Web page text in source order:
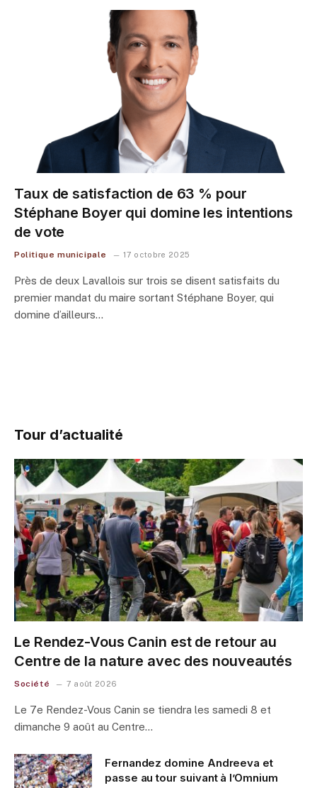
Taux de satisfaction de 63 % pour
Stéphane Boyer qui domine les intentions
de vote
Politique municipale 17 octobre 2025
Près de deux Lavallois sur trois se disent satisfaits du
premier mandat du maire sortant Stéphane Boyer, qui
domine d’ailleurs…
Tour d’actualité
Le Rendez-Vous Canin est de retour au
Centre de la nature avec des nouveautés
Société 7 août 2026
Le 7e Rendez-Vous Canin se tiendra les samedi 8 et
dimanche 9 août au Centre…
Fernandez domine Andreeva et
passe au tour suivant à l’Omnium